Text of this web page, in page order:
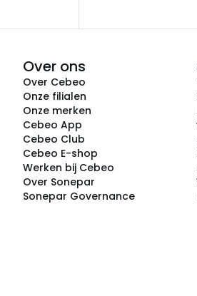
Over ons
Over Cebeo
Onze filialen
Onze merken
Cebeo App
Cebeo Club
Cebeo E-shop
Werken bij Cebeo
Over Sonepar
Sonepar Governance